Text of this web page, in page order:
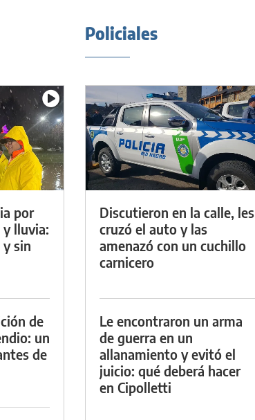
por
lluvia:
sin
de
un
de
Policiales
Discutieron en la calle, les
cruzó el auto y las
amenazó con un cuchillo
carnicero
Le encontraron un arma
de guerra en un
allanamiento y evitó el
juicio: qué deberá hacer
en Cipolletti